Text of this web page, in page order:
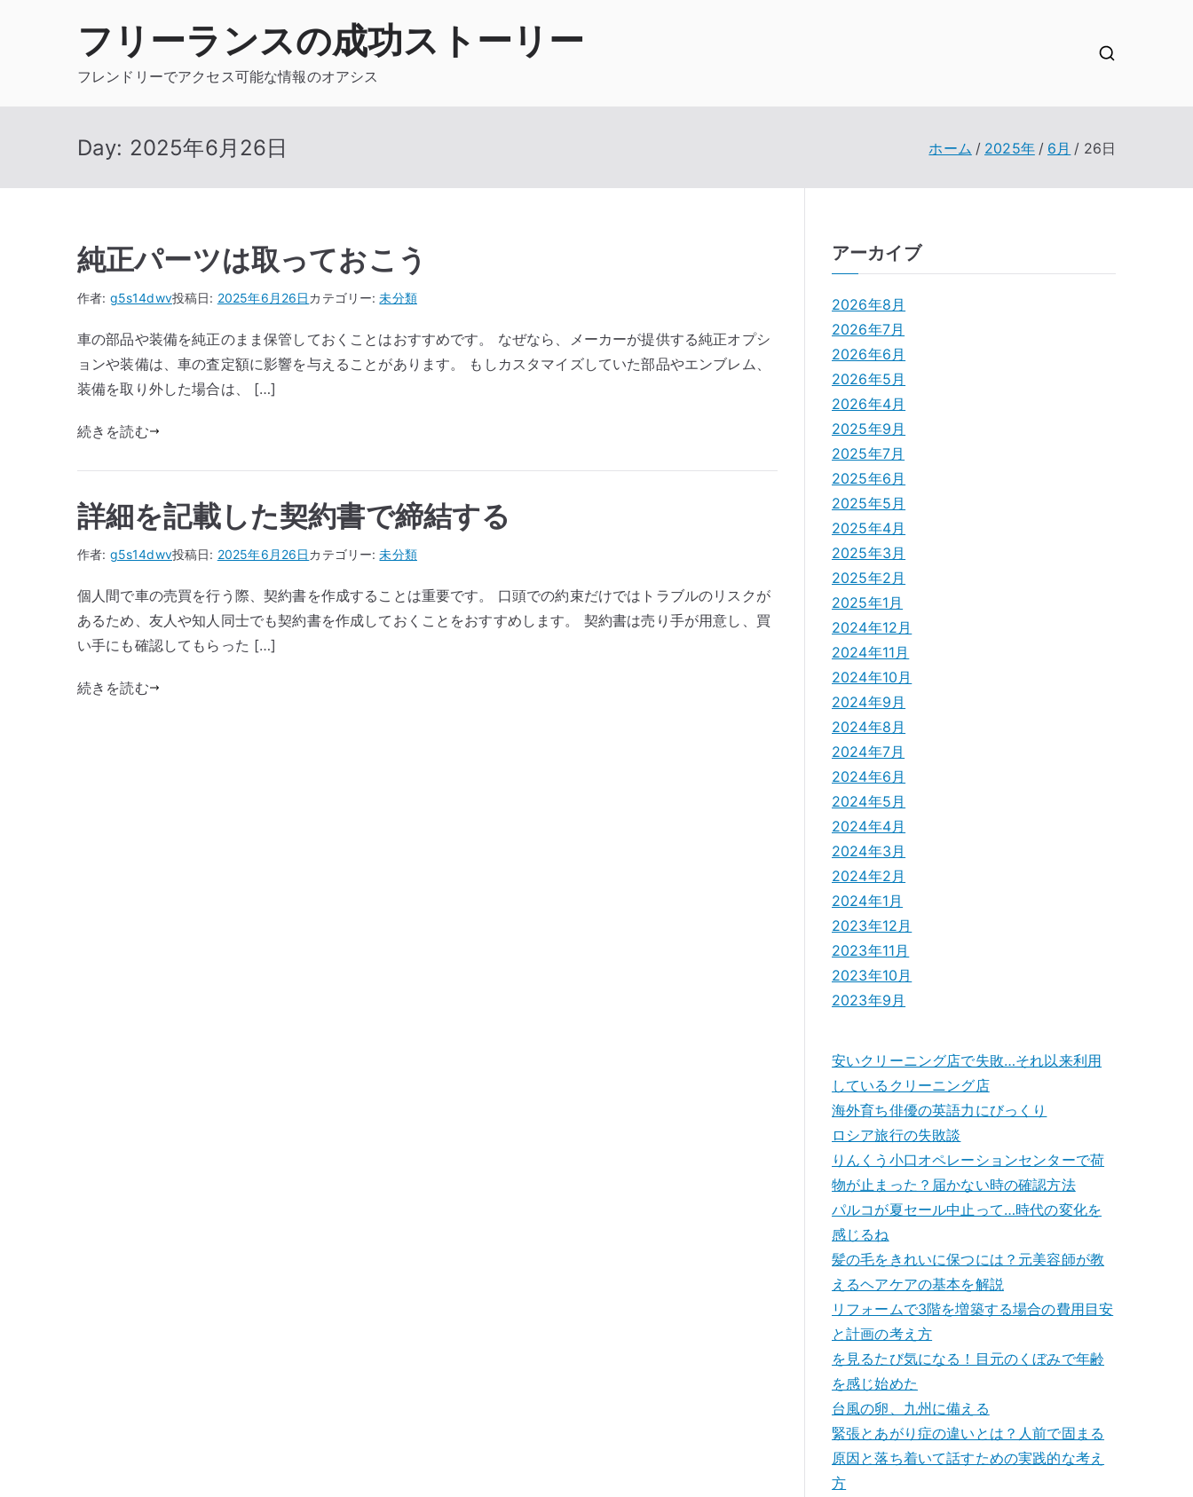
フリーランスの成功ストーリー
フレンドリーでアクセス可能な情報のオアシス
Day: 2025年6月26日 ホーム 2025年 6月 26日
純正パーツは取っておこう
作者: g5s14dwv投稿日: 2025年6月26日カテゴリー:未分類
車の部品や装備を純正のまま保管しておくことはおすすめです。 なぜなら、メーカーが提供する純正オプシ
ョンや装備は、車の査定額に影響を与えることがあります。 もしカスタマイズしていた部品やエンブレム、
装備を取り外した場合は、 […]
続きを読む
詳細を記載した契約書で締結する
作者: g5s14dwv投稿日: 2025年6月26日カテゴリー:未分類
個人間で車の売買を行う際、契約書を作成することは重要です。 口頭での約束だけではトラブルのリスクが
あるため、友人や知人同士でも契約書を作成しておくことをおすすめします。 契約書は売り手が用意し、買
い手にも確認してもらった […]
続きを読む
アーカイブ
2026年8月
2026年7月
2026年6月
2026年5月
2026年4月
2025年9月
2025年7月
2025年6月
2025年5月
2025年4月
2025年3月
2025年2月
2025年1月
2024年12月
2024年11月
2024年10月
2024年9月
2024年8月
2024年7月
2024年6月
2024年5月
2024年4月
2024年3月
2024年2月
2024年1月
2023年12月
2023年11月
2023年10月
2023年9月
安いクリーニング店で失敗…それ以来利用
しているクリーニング店
海外育ち俳優の英語力にびっくり
ロシア旅行の失敗談
りんくう小口オペレーションセンターで荷
物が止まった？届かない時の確認方法
パルコが夏セール中止って…時代の変化を
感じるね
髪の毛をきれいに保つには？元美容師が教
えるヘアケアの基本を解説
リフォームで3階を増築する場合の費用目安
と計画の考え方
を見るたび気になる！目元のくぼみで年齢
を感じ始めた
台風の卵、九州に備える
緊張とあがり症の違いとは？人前で固まる
原因と落ち着いて話すための実践的な考え
方